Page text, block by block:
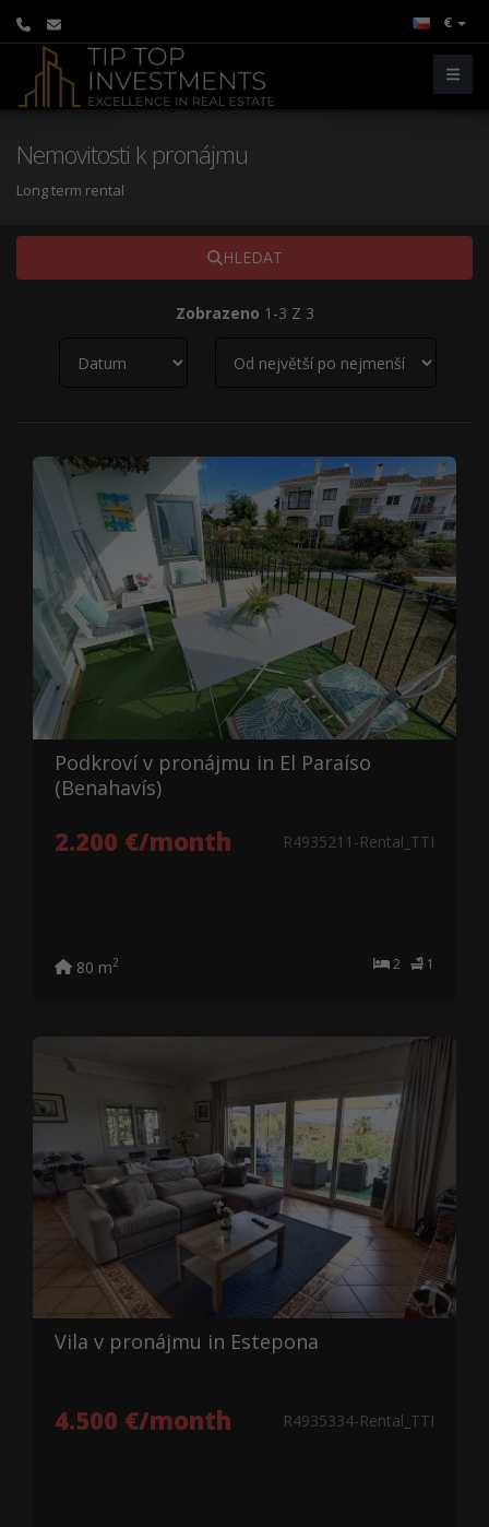
€
Nemovitosti k pronájmu
Long term rental
HLEDAT
Zobrazeno 1-3 Z 3
Podkroví v pronájmu in El Paraíso
(Benahavís)
2.200 €/month R4935211-Rental_TTI
2 1
80 m2
Vila v pronájmu in Estepona
4.500 €/month R4935334-Rental_TTI